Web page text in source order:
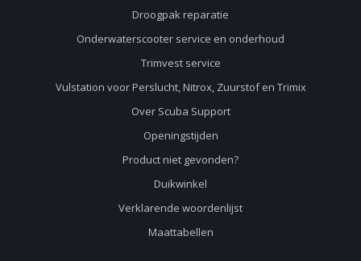
Droogpak reparatie
Onderwaterscooter service en onderhoud
Trimvest service
Vulstation voor Perslucht, Nitrox, Zuurstof en Trimix
Over Scuba Support
Openingstijden
Product niet gevonden?
Duikwinkel
Verklarende woordenlijst
Maattabellen